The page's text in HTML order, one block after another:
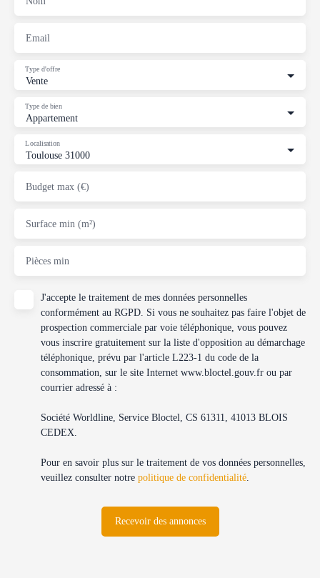
Email
Vente
Type d'offre
Appartement
Type de bien
Toulouse 31000
Localisation
Budget max (€)
Surface min (m²)
Pièces min
J'accepte le traitement de mes données personnelles
conformément au RGPD. Si vous ne souhaitez pas faire l'objet de
prospection commerciale par voie téléphonique, vous pouvez
vous inscrire gratuitement sur la liste d'opposition au démarchage
téléphonique, prévu par l'article L223-1 du code de la
consommation, sur le site Internet www.bloctel.gouv.fr ou par
courrier adressé à :
Société Worldline, Service Bloctel, CS 61311, 41013 BLOIS
CEDEX.
Pour en savoir plus sur le traitement de vos données personnelles,
veuillez consulter notre politique de confidentialité
Recevoir des annonces